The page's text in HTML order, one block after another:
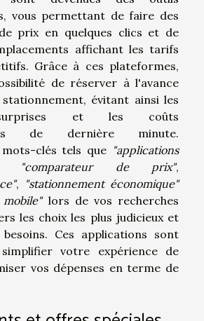
vous permettant de faire des
prix en quelques clics et de
affichant les tarifs
Grâce à ces plateformes,
de réserver à l'avance
évitant ainsi les
surprises et les coûts
de dernière minute.
clés tels que "applications
"comparateur de prix",
, "stationnement économique"
lors de vos recherches
les choix les plus judicieux et
Ces applications sont
votre expérience de
vos dépenses en terme de